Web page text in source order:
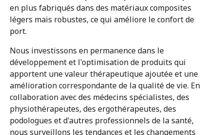
en plus fabriqués dans des matériaux composites
légers mais robustes, ce qui améliore le confort de
port.
Nous investissons en permanence dans le
développement et l'optimisation de produits qui
apportent une valeur thérapeutique ajoutée et une
amélioration correspondante de la qualité de vie. En
collaboration avec des médecins spécialistes, des
physiothérapeutes, des ergothérapeutes, des
podologues et d'autres professionnels de la santé,
nous surveillons les tendances et les changements